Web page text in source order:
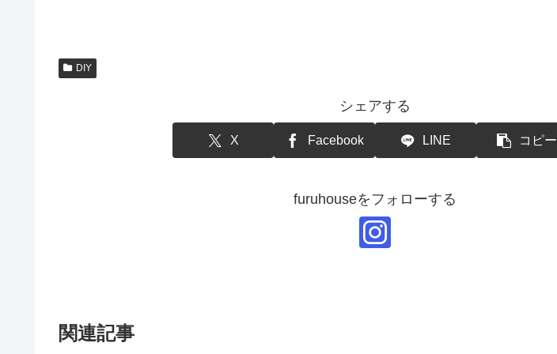
DIY
シェアする
X Facebook LINE コピー
furuhouseをフォローする
関連記事